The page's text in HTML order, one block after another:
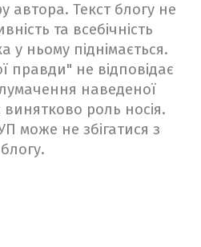
автора. Текст блогу не
та всебічність
у ньому піднімається.
правди" не відповідає
наведеної
винятково роль носія.
може не збігатися з